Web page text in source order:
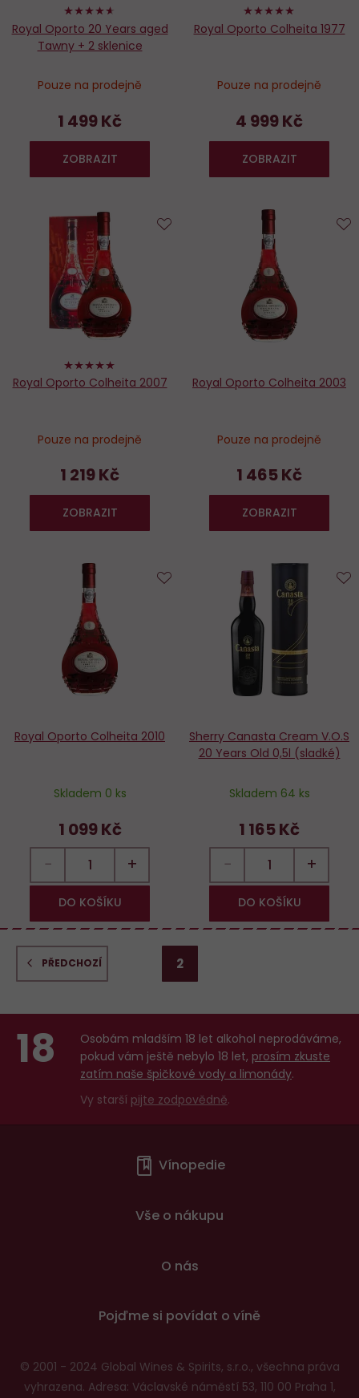
92%
Royal Oporto 20 Years aged
Tawny + 2 sklenice
Pouze na prodejně
1 499 Kč
ZOBRAZIT
100%
Royal Oporto Colheita 1977
Pouze na prodejně
4 999 Kč
ZOBRAZIT
100%
Royal Oporto Colheita 2007
Pouze na prodejně
1 219 Kč
ZOBRAZIT
Royal Oporto Colheita 2003
Pouze na prodejně
1 465 Kč
ZOBRAZIT
Royal Oporto Colheita 2010
Skladem 0 ks
1 099 Kč
− +
DO KOŠÍKU
oblíbených
Sherry Canasta Cream V.O.S
20 Years Old 0,5l (sladké)
Skladem 64 ks
1 165 Kč
− +
DO KOŠÍKU
PŘEDCHOZÍ 2
18
Osobám mladším 18 let alkohol neprodáváme,
pokud vám ještě nebylo 18 let, prosím zkuste
zatím naše špičkové vody a limonády.
Vy starší pijte zodpovědně.
Vínopedie
Vše o nákupu
O nás
Pojďme si povídat o víně
© 2001 - 2024 Global Wines & Spirits, s.r.o., všechna práva
vyhrazena. Adresa: Václavské náměstí 53, 110 00 Praha 1,